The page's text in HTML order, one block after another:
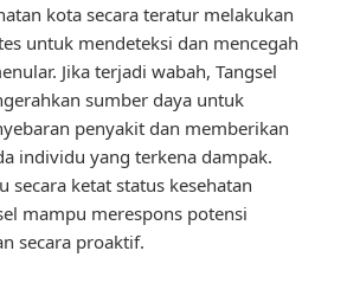
kota secara teratur melakukan
untuk mendeteksi dan mencegah
Jika terjadi wabah, Tangsel
sumber daya untuk
penyakit dan memberikan
individu yang terkena dampak.
secara ketat status kesehatan
mampu merespons potensi
secara proaktif.